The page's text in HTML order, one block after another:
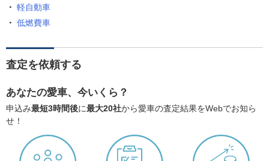
軽自動車
低燃費車
査定を依頼する
あなたの愛車、今いくら？
申込み最短3時間後に最大20社から愛車の査定結果をWebでお知ら
せ！